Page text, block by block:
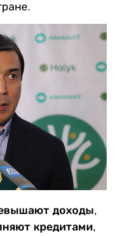
доходы,
кредитами,